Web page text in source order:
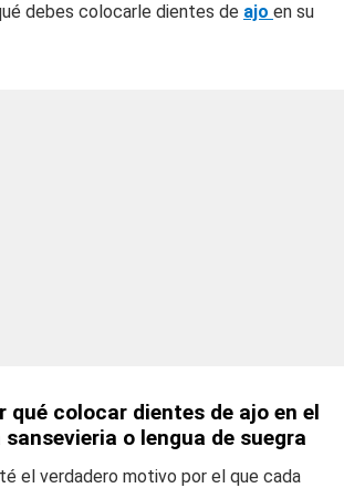
debes colocarle dientes de ajo en su
qué colocar dientes de ajo en el
o lengua de suegra
el verdadero motivo por el que cada